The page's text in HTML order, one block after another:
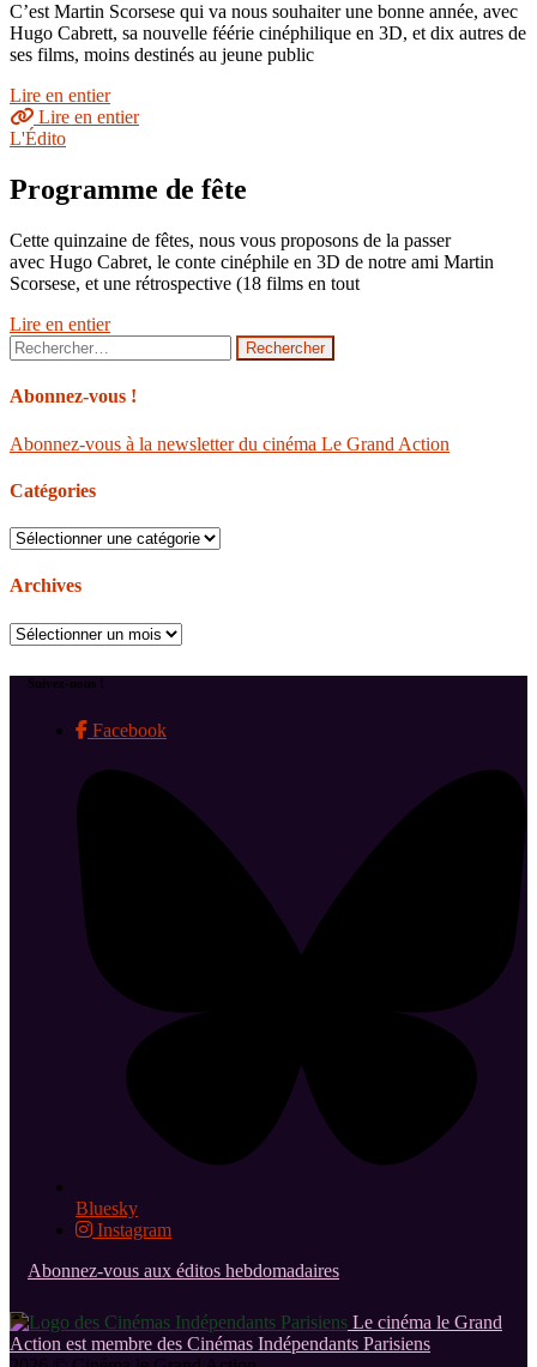
C’est Martin Scorsese qui va nous souhaiter une bonne année, avec
Hugo Cabrett, sa nouvelle féérie cinéphilique en 3D, et dix autres de
ses films, moins destinés au jeune public
Lire en entier
Lire en entier
L'Édito
Programme de fête
Cette quinzaine de fêtes, nous vous proposons de la passer
avec Hugo Cabret, le conte cinéphile en 3D de notre ami Martin
Scorsese, et une rétrospective (18 films en tout
Lire en entier
Rechercher :
Abonnez-vous !
Abonnez-vous à la newsletter du cinéma Le Grand Action
Catégories
Catégories
Archives
Archives
Suivez-nous !
Facebook
Bluesky
Instagram
Abonnez-vous aux éditos hebdomadaires
Le cinéma le Grand
Action est membre des Cinémas Indépendants Parisiens